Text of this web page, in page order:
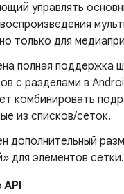
управлять
только для
​​полная поддержка
с разделами в
комбинировать
из списков/сеток.
дополнительный
для элементов сетки.